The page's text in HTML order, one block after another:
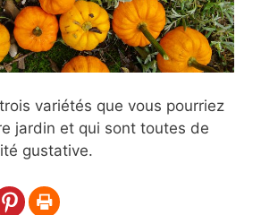
variétés que vous pourriez
jardin et qui sont toutes de
gustative.